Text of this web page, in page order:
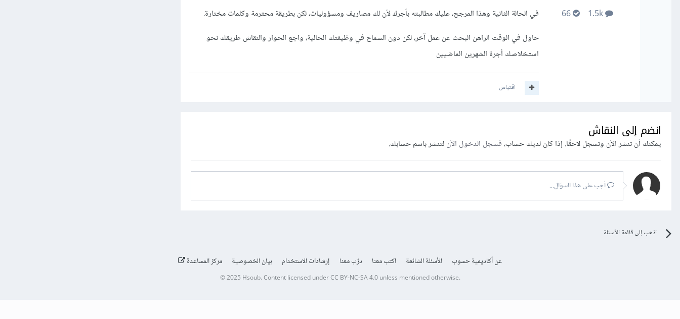
في الحالة الثانية وهذا المرجح، عليك مطالبته بأجرك لأن لك مصاريف ومسؤوليات، لكن بطريقة محترمة وكلمات مختارة.
حاول في الوقت الراهن البحث عن عمل آخر، لكن دون السماح في وظيفتك الحالية، واجع الحوار والنقاش طريقك نحو
استخلاصك أجرة الشهرين الماضيين
اقتباس
انضم إلى النقاش
يمكنك أن تنشر الآن وتسجل لاحقًا. إذا كان لديك حساب،فسجل الدخول الآنلتنشر باسم حسابك.
أجب على هذا السؤال...
اذهب إلى قائمة الأسئلة
عن أكاديمية حسوب الأسئلة الشائعة اكتب معنا درّب معنا إرشادات الاستخدام بيان الخصوصية مركز المساعدة
© 2025 Hsoub.Content licensed underCC BY-NC-SA 4.0unless mentioned otherwise.